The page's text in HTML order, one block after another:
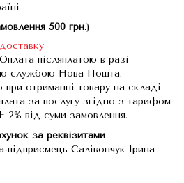
500 грн.)
післяплатою в разі
службою Нова Пошта.
при отриманні товару на складі
за послугу згідно з тарифом
2% від суми замовлення.
за реквізитами
підприємець Салівончук Ірина